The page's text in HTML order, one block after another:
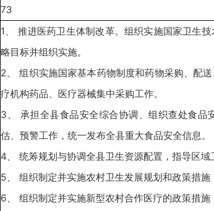
73
1、 推进医药卫生体制改革。组织实施国家卫生
略目标并组织实施。
2、 组织实施国家基本药物制度和药物采购、配
疗机构药品、医疗器械集中采购工作。
3、 承担全县食品安全综合协调、组织查处食品
估、预警工作，统一发布全县重大食品安全信息。
4、 统筹规划与协调全县卫生资源配置，指导区域
5、 组织制定并实施农村卫生发展规划和政策措施
6、 组织制定并实施新型农村合作医疗的政策措施